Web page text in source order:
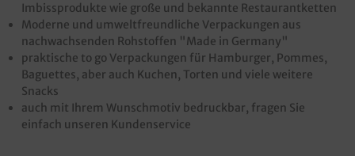
Imbissprodukte wie große und bekannte Restaurantketten
Moderne und umweltfreundliche Verpackungen aus
nachwachsenden Rohstoffen "Made in Germany"
praktische to go Verpackungen für Hamburger, Pommes,
Baguettes, aber auch Kuchen, Torten und viele weitere
Snacks
auch mit Ihrem Wunschmotiv bedruckbar, fragen Sie
einfach unseren Kundenservice